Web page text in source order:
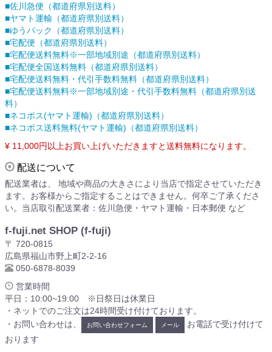
■佐川急便（都道府県別送料）
■ヤマト運輸（都道府県別送料）
■ゆうパック（都道府県別送料）
■宅配便（都道府県別送料）
■宅配便送料無料※一部地域別途（都道府県別送料）
■宅配便全国送料無料（都道府県別送料）
■宅配便送料無料・代引手数料無料（都道府県別送料）
■宅配便送料無料※一部地域別途・代引手数料無料（都道府県別送
料）
■ネコポス(ヤマト運輸)（都道府県別送料）
■ネコポス送料無料(ヤマト運輸)（都道府県別送料）
¥ 11,000円以上お買い上げいただきますと送料無料になります。
配送について
配送業者は、 地域や商品の大きさにより当店で指定させていただき
ます。お客様からご指定することはできません。何卒ご了承くださ
い。当店取引配送業者：佐川急便・ヤマト運輸・日本郵便 など
f-fuji.net SHOP (f-fuji)
〒 720-0815
広島県福山市野上町2-2-16
050-6878-8039
営業時間
平日：10:00~19:00 ※日祭日は休業日
・ネットでのご注文は24時間受け付けております。
・お問い合わせは、
お問い合わせフォーム メール
お電話で受け付けて
おります